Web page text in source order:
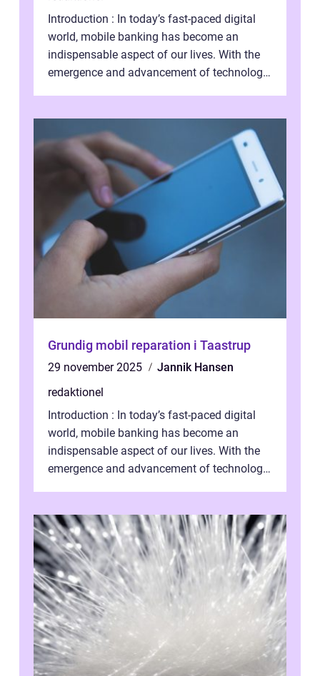
Introduction : In today’s fast-paced digital
world, mobile banking has become an
indispensable aspect of our lives. With the
emergence and advancement of technology,
Grundig mobil reparation i Taastrup
29 november 2025
Jannik Hansen
redaktionel
Introduction : In today’s fast-paced digital
world, mobile banking has become an
indispensable aspect of our lives. With the
emergence and advancement of technology,